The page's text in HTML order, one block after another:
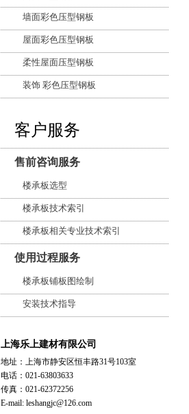
墙面彩色压型钢板
屋面彩色压型钢板
柔性屋面压型钢板
装饰 彩色压型钢板
客户服务
售前咨询服务
楼承板选型
楼承板技术索引
楼承板相关专业技术索引
使用过程服务
楼承板铺板图绘制
安装技术指导
上海乐上建材有限公司
地址：上海市静安区恒丰路31号103室
电话：021-63803633
传真：021-62372256
E-mail: leshangjc@126.com